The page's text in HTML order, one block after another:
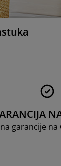
garancije na